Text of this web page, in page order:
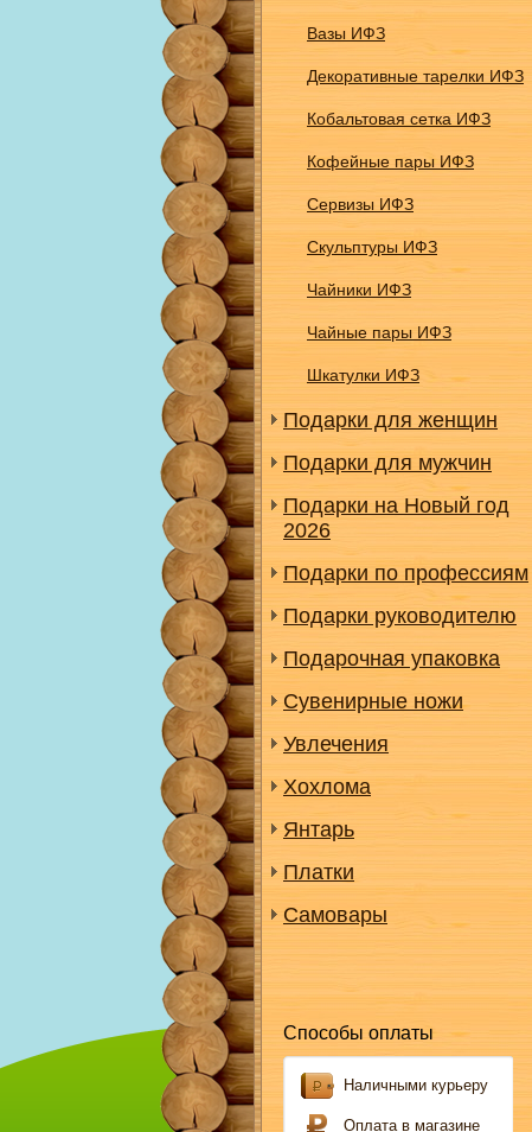
Вазы ИФЗ
Декоративные тарелки ИФЗ
Кобальтовая сетка ИФЗ
Кофейные пары ИФЗ
Сервизы ИФЗ
Скульптуры ИФЗ
Чайники ИФЗ
Чайные пары ИФЗ
Шкатулки ИФЗ
Подарки для женщин
Подарки для мужчин
Подарки на Новый год
2026
Подарки по профессиям
Подарки руководителю
Подарочная упаковка
Сувенирные ножи
Увлечения
Хохлома
Янтарь
Платки
Самовары
Способы оплаты
Наличными курьеру
Оплата в магазине